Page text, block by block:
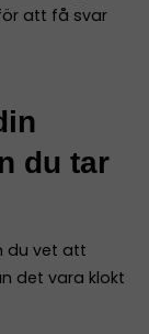
att få svar
du tar
du vet att
det vara klokt